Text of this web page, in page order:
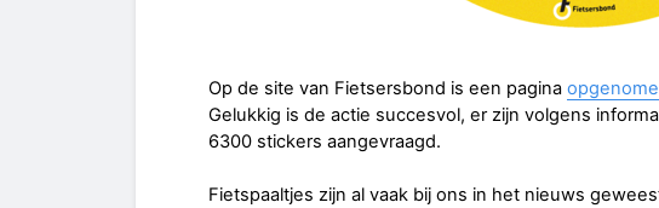
Op de site van Fietsersbond is een pagina
Gelukkig is de actie succesvol, er zijn volgens
6300 stickers aangevraagd.
Fietspaaltjes zijn al vaak bij ons in het nieuws